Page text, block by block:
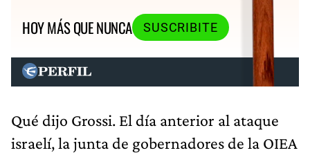
HOY MÁS QUE NUNCA
SUSCRIBITE
Qué dijo Grossi. El día anterior al ataque
israelí, la junta de gobernadores de la OIEA